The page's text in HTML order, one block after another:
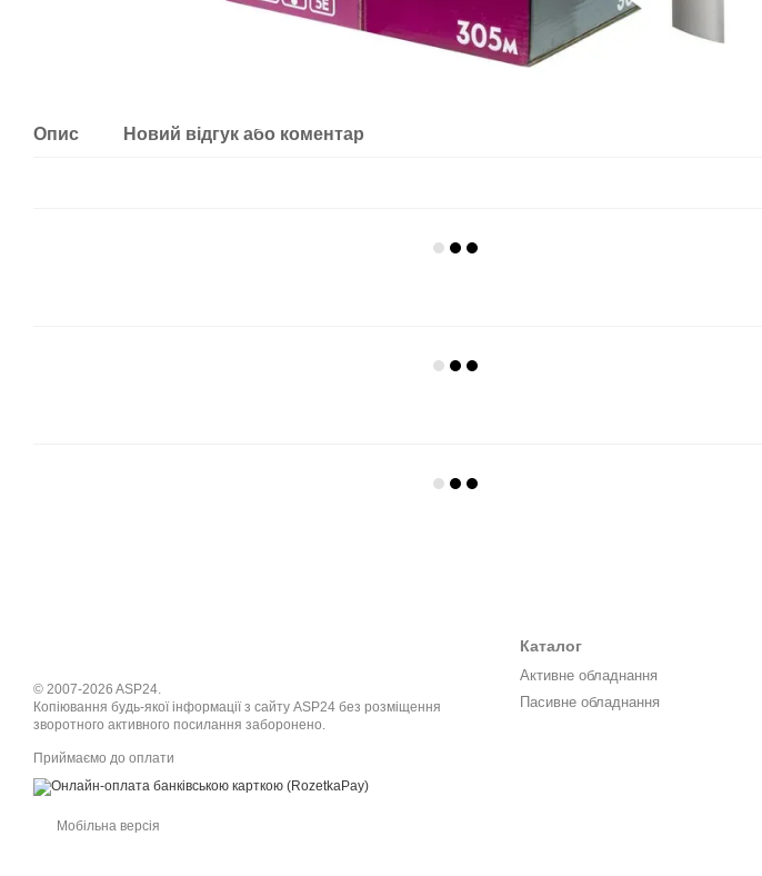
Опис Новий відгук або коментар
© 2007-2026 ASP24.
Копіювання будь-якої інформації з сайту ASP24 без розміщення
зворотного активного посилання заборонено.
Приймаємо до оплати
Мобільна версія
Каталог
Активне обладнання
Пасивне обладнання